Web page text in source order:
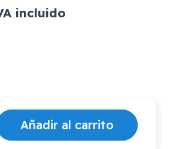
incluido
Añadir al carrito